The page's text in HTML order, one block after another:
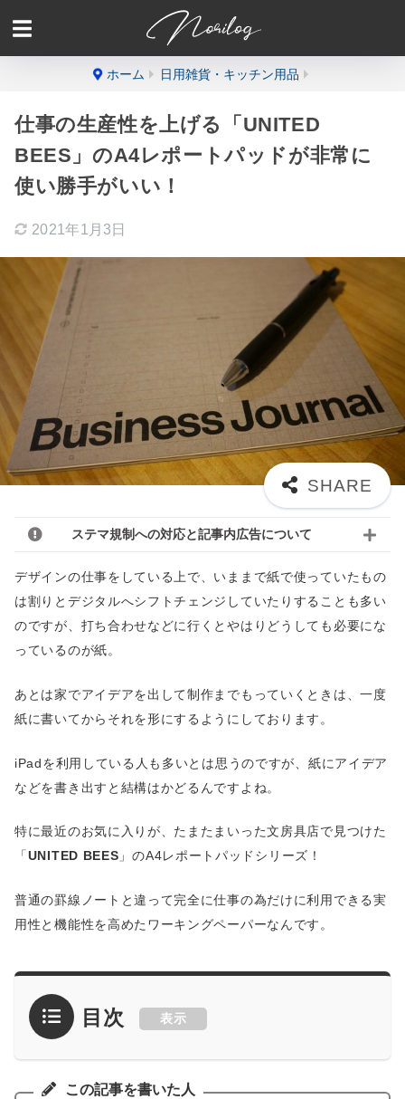
ホーム 日用雑貨・キッチン用品
仕事の生産性を上げる「UNITED
BEES」のA4レポートパッドが非常に
使い勝手がいい！
2021年1月3日
ステマ規制への対応と記事内広告について
デザインの仕事をしている上で、いままで紙で使っていたもの
は割りとデジタルへシフトチェンジしていたりすることも多い
のですが、打ち合わせなどに行くとやはりどうしても必要にな
っているのが紙。
あとは家でアイデアを出して制作までもっていくときは、一度
紙に書いてからそれを形にするようにしております。
iPadを利用している人も多いとは思うのですが、紙にアイデア
などを書き出すと結構はかどるんですよね。
特に最近のお気に入りが、たまたまいった文房具店で見つけた
「UNITED BEES 」のA4レポートパッドシリーズ！
普通の罫線ノートと違って完全に仕事の為だけに利用できる実
用性と機能性を高めたワーキングペーパーなんです。
目次 表示
この記事を書いた人